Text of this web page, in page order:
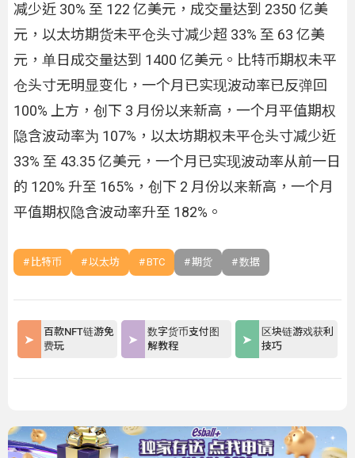
减少近 30% 至 122 亿美元，成交量达到 2350 亿美
元，以太坊期货未平仓头寸减少超 33% 至 63 亿美
元，单日成交量达到 1400 亿美元。比特币期权未平
仓头寸无明显变化，一个月已实现波动率已反弹回
100% 上方，创下 3 月份以来新高，一个月平值期权
隐含波动率为 107%，以太坊期权未平仓头寸减少近
33% 至 43.35 亿美元，一个月已实现波动率从前一日
的 120% 升至 165%，创下 2 月份以来新高，一个月
平值期权隐含波动率升至 182%。
比特币 以太坊 BTC 期货 数据
百款NFT链游免
费玩
数字货币支付图
解教程
区块链游戏获利
技巧